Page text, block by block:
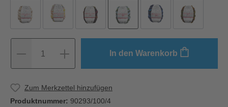
1 In den Warenkorb
Zum Merkzettel hinzufügen
Produktnummer: 90293/100/4